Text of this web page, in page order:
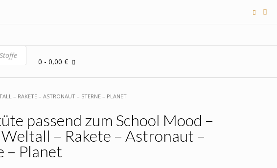
0 - 0,00 €
– RAKETE – ASTRONAUT – STERNE – PLANET
passend zum School Mood –
Weltall – Rakete – Astronaut –
– Planet